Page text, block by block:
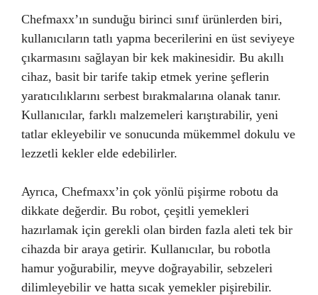
Chefmaxx’ın sunduğu birinci sınıf ürünlerden biri,
kullanıcıların tatlı yapma becerilerini en üst seviyeye
çıkarmasını sağlayan bir kek makinesidir. Bu akıllı
cihaz, basit bir tarife takip etmek yerine şeflerin
yaratıcılıklarını serbest bırakmalarına olanak tanır.
Kullanıcılar, farklı malzemeleri karıştırabilir, yeni
tatlar ekleyebilir ve sonucunda mükemmel dokulu ve
lezzetli kekler elde edebilirler.
Ayrıca, Chefmaxx’in çok yönlü pişirme robotu da
dikkate değerdir. Bu robot, çeşitli yemekleri
hazırlamak için gerekli olan birden fazla aleti tek bir
cihazda bir araya getirir. Kullanıcılar, bu robotla
hamur yoğurabilir, meyve doğrayabilir, sebzeleri
dilimleyebilir ve hatta sıcak yemekler pişirebilir.